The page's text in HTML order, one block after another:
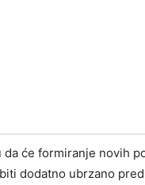
da će formiranje novih
dodatno ubrzano pred